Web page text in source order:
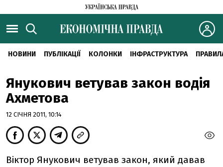
НОВИНИ ПУБЛІКАЦІЇ КОЛОНКИ ІНФРАСТРУКТУРА
Янукович ветував закон водія
Ахметова
12 СІЧНЯ 2011, 10:14
Віктор Янукович ветував закон, який давав